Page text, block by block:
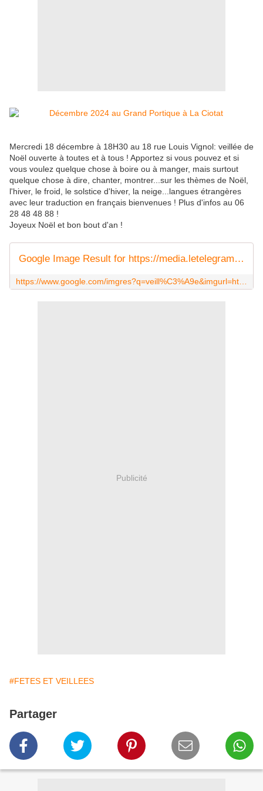
Mercredi 18 décembre à 18H30 au 18 rue Louis Vignol: veillée de
Noël ouverte à toutes et à tous ! Apportez si vous pouvez et si
vous voulez quelque chose à boire ou à manger, mais surtout
quelque chose à dire, chanter, montrer...sur les thèmes de Noël,
l'hiver, le froid, le solstice d'hiver, la neige...langues étrangères
avec leur traduction en français bienvenues ! Plus d'infos au 06
28 48 48 88 !
Joyeux Noël et bon bout d'an !
Google Image Result for https://media.letelegramme.fr/api/v1/images/view/63dcbd673e7aab35c750c3da/web_golden_xl/63dcbd673e7aab35c750c3da.1
Publicité
#FETES ET VEILLEES
Partager